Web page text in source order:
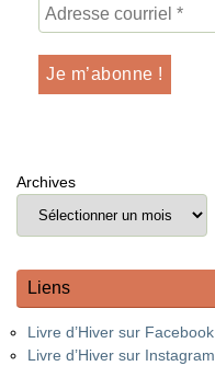
Archives
Liens
Livre d’Hiver sur Facebook
Livre d’Hiver sur Instagram